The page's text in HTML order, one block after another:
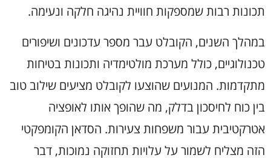
תכונות רבות שמספקות חוויית נהיגה חלקה ונעימה.
במהלך השנים, הקובלט עבר מספר עדכונים ושיפורים
טכנולוגיים, כולל מערכת מולטימדיה ותכונות בטיחות
מתקדמות. המנועים שהוצעו לקובלט מציעים שילוב טוב
בין כוח לחיסכון בדלק, מה שהופך אותו לאופציה
אטרקטיבית עבור משפחות צעירות. הסדאן הקומפקטי
הזה מצליח לשמור על עלויות תחזוקה נמוכות, דבר